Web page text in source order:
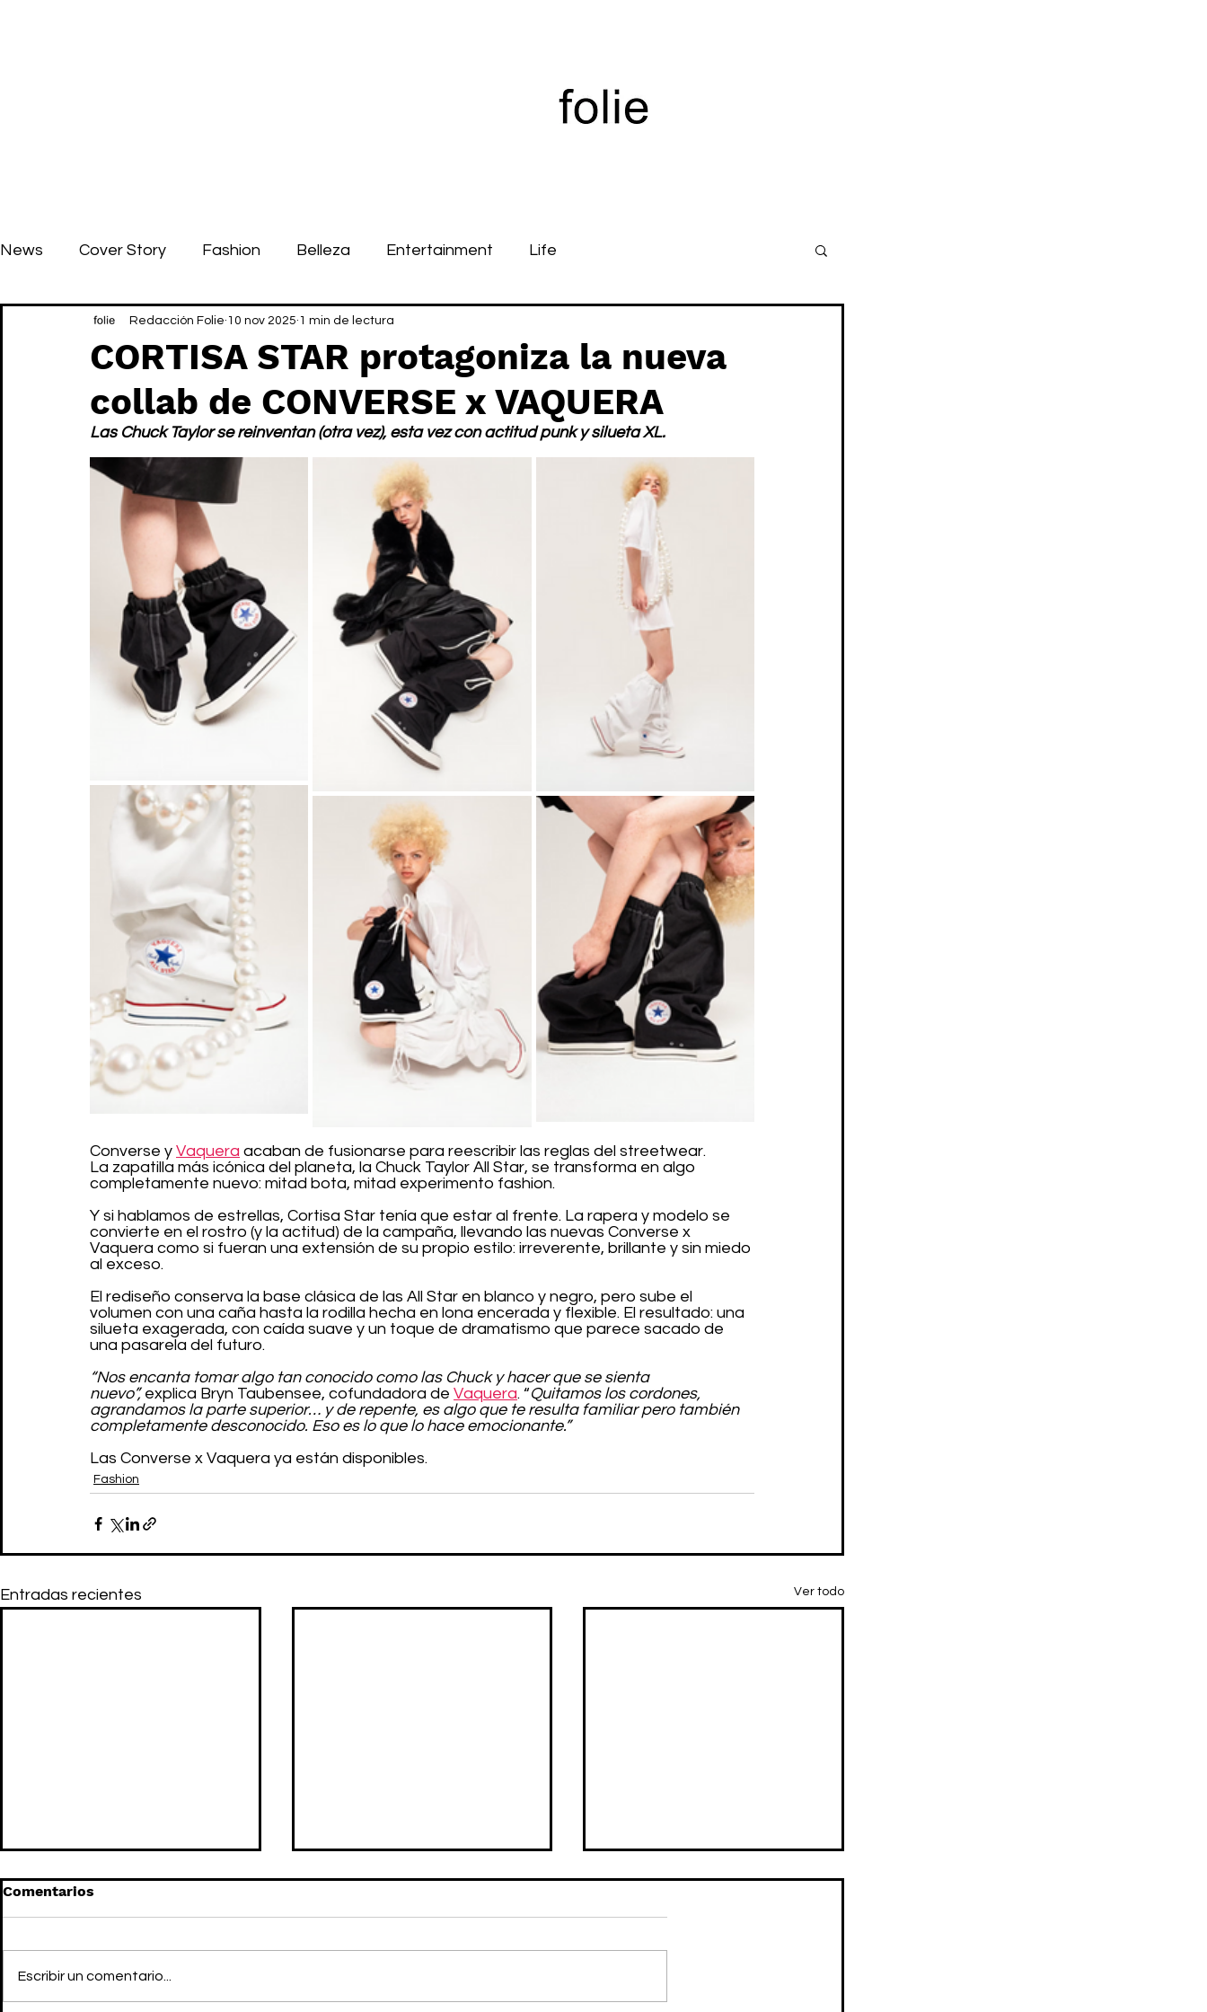
News Cover Story Fashion Belleza Entertainment Life
CORTISA STAR protagoniza la nueva
collab de CONVERSE x VAQUERA
Redacción Folie 10 nov 2025 1 min de lectura
Las Chuck Taylor se reinventan (otra vez), esta vez con actitud punk y silueta XL.
Converse y Vaquera acaban de fusionarse para reescribir las reglas del streetwear.
La zapatilla más icónica del planeta, la Chuck Taylor All Star, se transforma en algo
completamente nuevo: mitad bota, mitad experimento fashion.
Y si hablamos de estrellas, Cortisa Star tenía que estar al frente. La rapera y modelo se
convierte en el rostro (y la actitud) de la campaña, llevando las nuevas Converse x
Vaquera como si fueran una extensión de su propio estilo: irreverente, brillante y sin miedo
al exceso.
El rediseño conserva la base clásica de las All Star en blanco y negro, pero sube el
volumen con una caña hasta la rodilla hecha en lona encerada y flexible. El resultado: una
silueta exagerada, con caída suave y un toque de dramatismo que parece sacado de
una pasarela del futuro.
“Nos encanta tomar algo tan conocido como las Chuck y hacer que se sienta
nuevo”, explica Bryn Taubensee, cofundadora de Vaquera. “Quitamos los cordones,
agrandamos la parte superior… y de repente, es algo que te resulta familiar pero también
completamente desconocido. Eso es lo que lo hace emocionante.”
Las Converse x Vaquera ya están disponibles.
Fashion
Entradas recientes Ver todo
Comentarios
Escribir un comentario...